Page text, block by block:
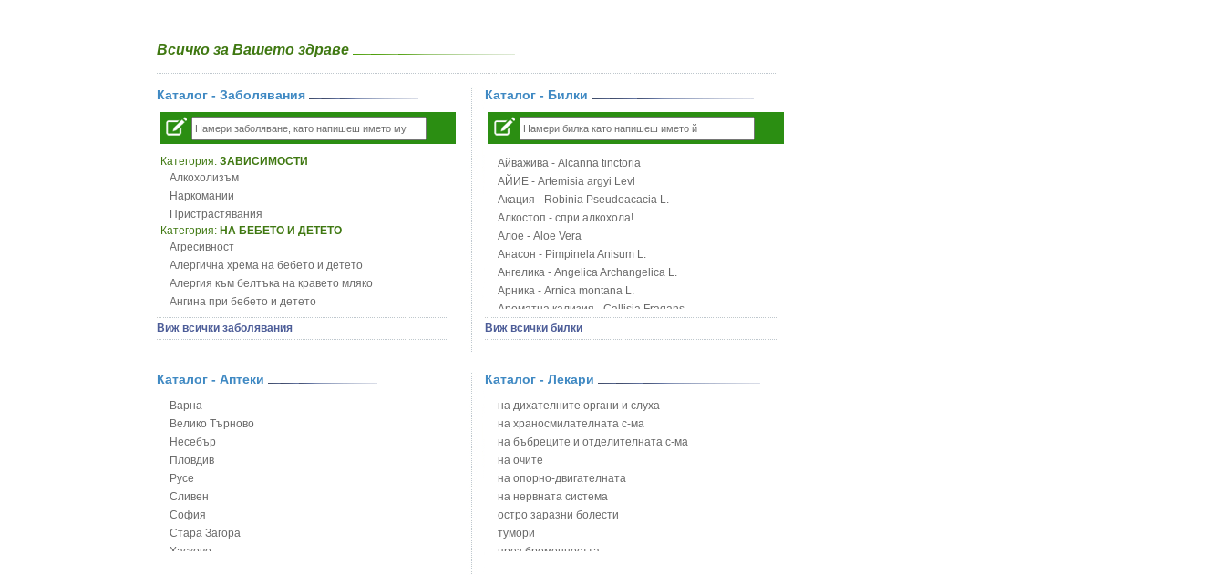
Всичко за Вашето здраве
Каталог - Заболявания
Категория: ЗАВИСИМОСТИ
Алкохолизъм
Наркомании
Пристрастявания
Категория: НА БЕБЕТО И ДЕТЕТО
Агресивност
Алергична хрема на бебето и детето
Алергия към белтъка на кравето мляко
Ангина при бебето и детето
Анемия при бебето и детето
Апетит - пълни деца
Безапетитие при бебето и детето
Бронхит и пневмония при деца
Варицела
Висока температура на бебето и детето
Възпаление на ушите на бебето и детето
Глисти
Грижа за пъпа на новороденото
Грип при бебето и детето
Гърч
Виж всички заболявания
Каталог - Билки
Айважива - Alcanna tinctoria
АЙИЕ - Artemisia argyi Levl
Акация - Robinia Pseudoacacia L.
Алкостоп - спри алкохола!
Алое - Aloe Vera
Анасон - Pimpinela Anisum L.
Ангелика - Angelica Archangelica L.
Арника - Arnica montana L.
Ароматна кализия - Callisia Fragans
Арония - Sorbus melanocorpa
Блатен аир - Acorus calamus L.
Блатен тъжник - Spirea ulmaria L.
Блян
Бобови шушулки - Phaseolus Vulgaris L.
Божур - Paeonia Decora
Борови връхчета - Pinus sylvestris
Босилек - Ocimum Basillicum
Брей - Tamus Communis
Брош - Rubia tinctorum L.
Бръшлян - Hedera helix L.
Виж всички билки
Каталог - Аптеки
Варна
Велико Търново
Несебър
Пловдив
Русе
Сливен
София
Стара Загора
Хасково
Каталог - Лекари
на дихателните органи и слуха
на храносмилателната с-ма
на бъбреците и отделителната с-ма
на очите
на опорно-двигателната
на нервната система
остро заразни болести
тумори
през бременността